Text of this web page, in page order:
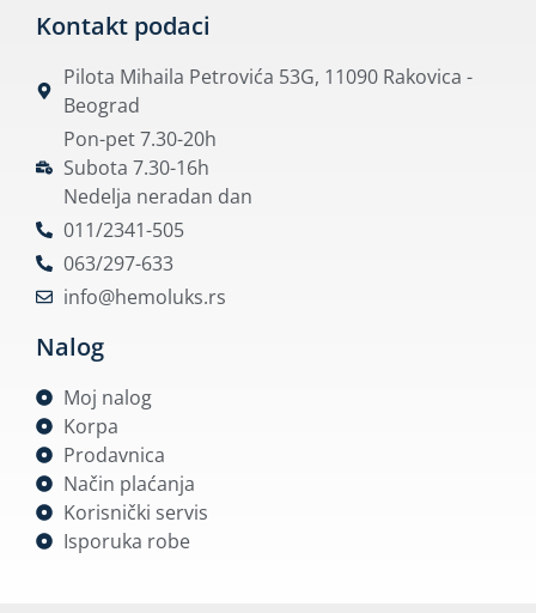
Kontakt podaci
Pilota Mihaila Petrovića 53G, 11090 Rakovica -
Beograd
Pon-pet 7.30-20h
Subota 7.30-16h
Nedelja neradan dan
011/2341-505
063/297-633
info@hemoluks.rs
Nalog
Moj nalog
Korpa
Prodavnica
Način plaćanja
Korisnički servis
Isporuka robe